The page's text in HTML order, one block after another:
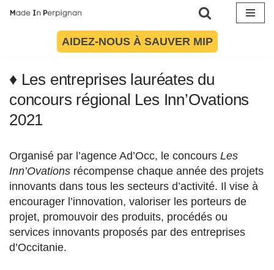
AIDEZ-NOUS À SAUVER MIP
Article mis à jour le 9 février 2021 à 17:52
♦ Les entreprises lauréates du
concours régional Les Inn’Ovations
2021
Organisé par l’agence Ad’Occ, le concours Les
Inn’Ovations récompense chaque année des projets
innovants dans tous les secteurs d’activité. Il vise à
encourager l’innovation, valoriser les porteurs de
projet, promouvoir des produits, procédés ou
services innovants proposés par des entreprises
d’Occitanie.